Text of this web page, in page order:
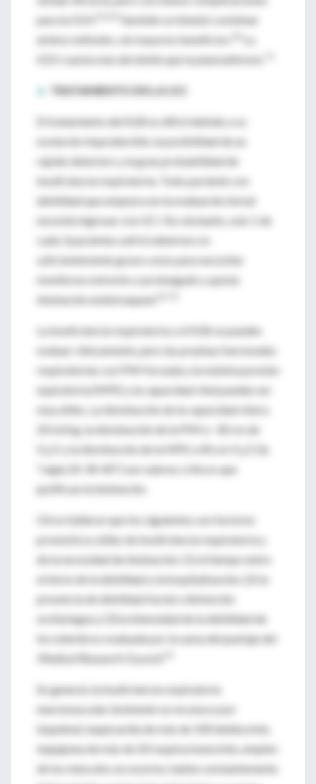
para la IGIV.
También se intentó combinar
ambos métodos, sin mayores beneficios.
La
IGIV cuesta más del doble que la plasmaféresis.
► TRATAMIENTO EN LA UCI
El tratamiento del SGB es difícil debido a su
evolución impredecible, la posibilidad de un
rápido deterioro y la gran probabilidad de
insuficiencia respiratoria. Todo paciente con
debilidad que empeora en la evaluación inicial
necesita ingresar a la UCI. No obstante, solo 1 de
cada 3 pacientes sufrirá deterioro lo
suficientemente grave como para necesitar
monitoreo estrecho o prolongado y quizás
intubación endotraqueal.
La insuficiencia respiratoria y el SGB se pueden
evaluar clínicamente, pero las pruebas funcionales
respiratorias con PIM forzada y la máxima presión
espiratoria (MPE) y la capacidad vital pueden ser
muy útiles. La disminución de la capacidad vital a
20 ml/kg, la disminución de la PIM a -30 cm de
O y la disminución de la MPE a 40 cm H
O (la
“regla 20-30-40”) son valores críticos que
justifican la intubación.
Otros hallaron que los siguientes son factores
pronósticos útiles de insuficiencia respiratoria y
de la necesidad de intubación: (1) el tiempo entre
el inicio de la debilidad y la hospitalización, (2) la
presencia de debilidad facial o disfunción
orofaríngea y (3) la intensidad de la debilidad de
los miembros evaluada por la suma del puntaje del
Medical Research Council
En general, la insuficiencia respiratoria
neuromuscular inminente se reconoce por
inquietud, taquicardia de más de 100 latidos/min,
taquipnea de más de 20 respiraciones/min, empleo
de los músculos accesorios, habla constantemente